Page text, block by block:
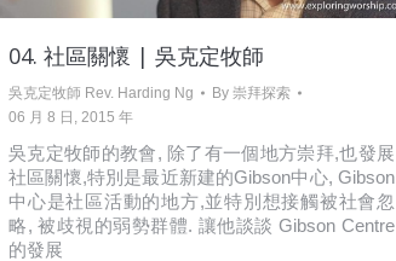
04. 社區關懷 | 吳克定牧師
吳克定牧師 Rev. Harding Ng By 崇拜探索
06 月 8 日, 2015 年
吳克定牧師的教會, 除了有一個地方崇拜,也發展
社區關懷,特別是最近新建的Gibson中心, Gibson
中心是社區活動的地方,並特別想接觸被社會忽
略, 被歧視的弱勢群體. 讓他談談 Gibson Centre
的發展